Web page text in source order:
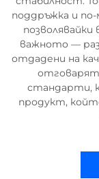
поддръжка и
важното —
отдадени на
отговарят
стандарти,
продукт,